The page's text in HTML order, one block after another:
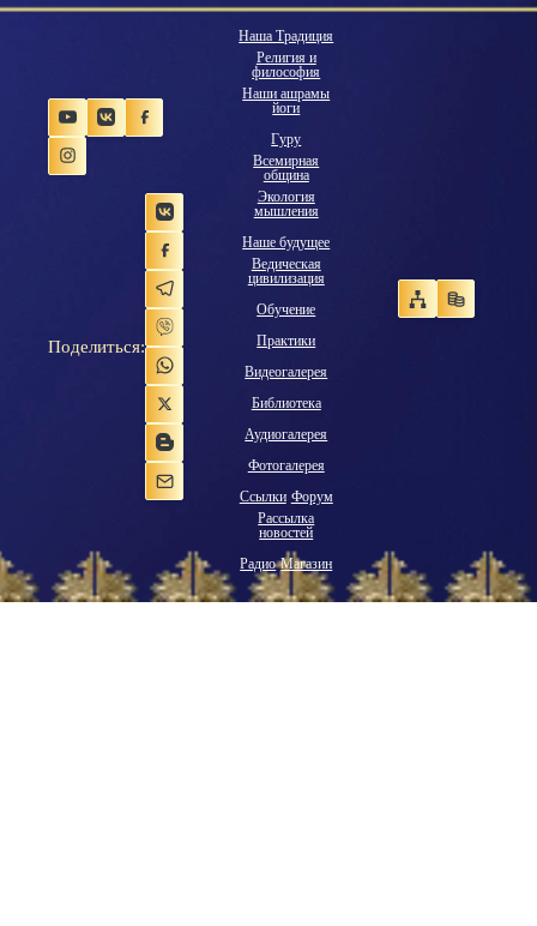
Поделиться:
Наша Традиция
Религия и
философия
Наши ашрамы
йоги
Гуру
Всемирная
община
Экология
мышления
Наше будущее
Ведическая
цивилизация
Обучение
Практики
Видеогалерея
Библиотека
Аудиогалерея
Фотогалерея
Ссылки Форум
Рассылка
новостей
Радио Магазин